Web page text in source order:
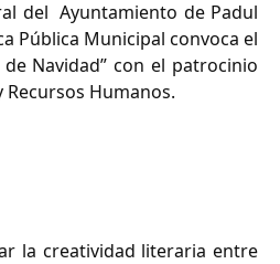
del Ayuntamiento de Padul
Pública Municipal convoca el
de Navidad” con el patrocinio
Recursos Humanos.
la creatividad literaria entre